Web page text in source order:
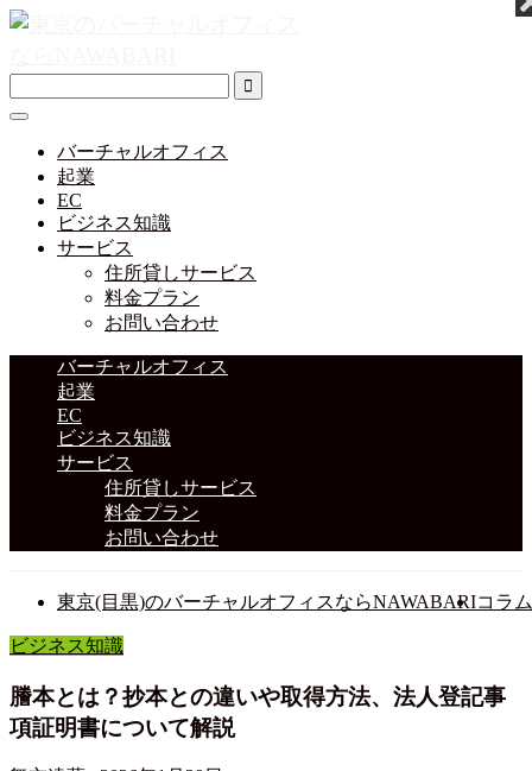
バーチャルオフィス
起業
EC
ビジネス知識
サービス
住所貸しサービス
料金プラン
お問い合わせ
バーチャルオフィス
起業
EC
ビジネス知識
サービス
住所貸しサービス
料金プラン
お問い合わせ
東京(目黒)のバーチャルオフィスならNAWABARIコラ
ビジネス知識
謄本とは？抄本との違いや取得方法、法人登記事
項証明書について解説